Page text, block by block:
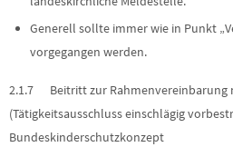
Generell sollte immer wie in Punkt
vorgegangen werden.
2.1.7 Beitritt zur Rahmenvereinbarung
(Tätigkeitsausschluss einschlägig
Bundeskinderschutzkonzept